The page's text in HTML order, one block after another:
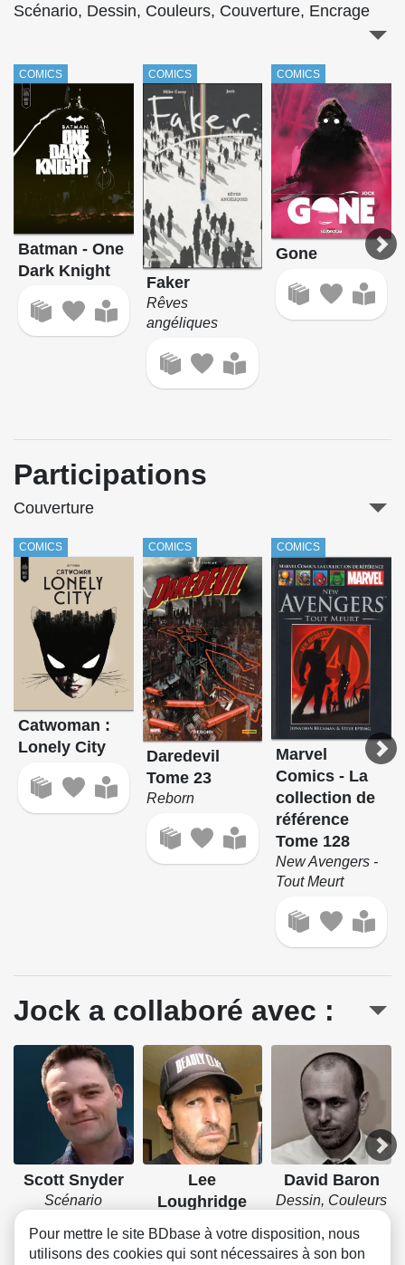
Scénario, Dessin, Couleurs, Couverture, Encrage
COMICS
Batman - One
Dark Knight
COMICS
Faker
Rêves
angéliques
COMICS
Gone
Participations
Couverture
COMICS
Catwoman :
Lonely City
COMICS
Daredevil
Tome 23
Reborn
COMICS
Marvel
Comics - La
collection de
référence
Tome 128
New Avengers -
Tout Meurt
Jock a collaboré avec :
Scott Snyder
Scénario
Lee
Loughridge
David Baron
Dessin, Couleurs
Pour mettre le site BDbase à votre disposition, nous
utilisons des cookies qui sont nécessaires à son bon